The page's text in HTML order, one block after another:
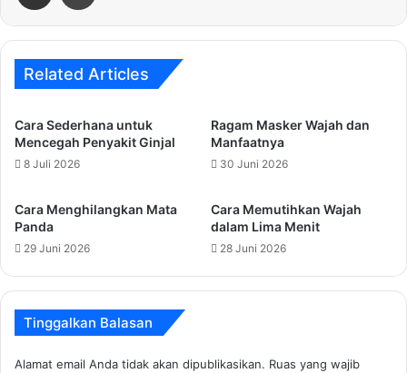
Related Articles
Cara Sederhana untuk
Mencegah Penyakit Ginjal
8 Juli 2026
Ragam Masker Wajah dan
Manfaatnya
30 Juni 2026
Cara Menghilangkan Mata
Panda
29 Juni 2026
Cara Memutihkan Wajah
dalam Lima Menit
28 Juni 2026
Tinggalkan Balasan
Alamat email Anda tidak akan dipublikasikan. Ruas yang wajib